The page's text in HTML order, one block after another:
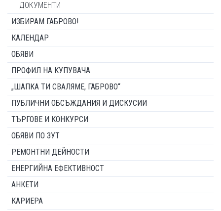
ДОКУМЕНТИ
ИЗБИРАМ ГАБРОВО!
КАЛЕНДАР
ОБЯВИ
ПРОФИЛ НА КУПУВАЧА
„ШАПКА ТИ СВАЛЯМЕ, ГАБРОВО“
ПУБЛИЧНИ ОБСЪЖДАНИЯ И ДИСКУСИИ
ТЪРГОВЕ И КОНКУРСИ
ОБЯВИ ПО ЗУТ
РЕМОНТНИ ДЕЙНОСТИ
ЕНЕРГИЙНА ЕФЕКТИВНОСТ
АНКЕТИ
КАРИЕРА